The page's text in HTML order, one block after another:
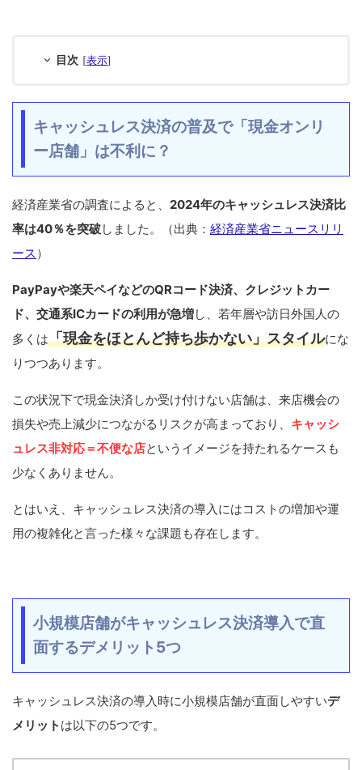
目次 [表示]
キャッシュレス決済の普及で「現金オンリ
ー店舗」は不利に？
経済産業省の調査によると、 2024年のキャッシュレス決済比
率は40％を突破しました。（出典： 経済産業省ニュースリリ
ース ）
PayPayや楽天ペイなどのQRコード決済、クレジットカー
ド、交通系ICカードの利用が急増し、若年層や訪日外国人の
多くは「現金をほとんど持ち歩かない」スタイルにな
りつつあります。
この状況下で現金決済しか受け付けない店舗は、来店機会の
損失や売上減少につながるリスクが高まっており、 キャッシ
ュレス非対応＝不便な店というイメージを持たれるケースも
少なくありません。
とはいえ、キャッシュレス決済の導入にはコストの増加や運
用の複雑化と言った様々な課題も存在します。
小規模店舗がキャッシュレス決済導入で直
面するデメリット5つ
キャッシュレス決済の導入時に小規模店舗が直面しやすいデ
メリット は以下の5つです。